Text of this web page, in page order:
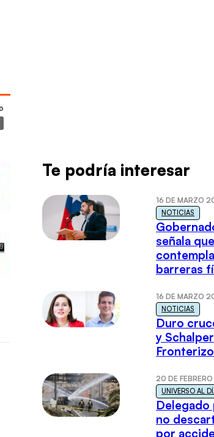
Te podría interesar
16 DE MARZO
NOTICIAS
señala
barreras
16 DE MARZO
NOTICIAS
Duro
y
Fronterizo
20 DE
UNIVERSO AL
Delegado
no
por